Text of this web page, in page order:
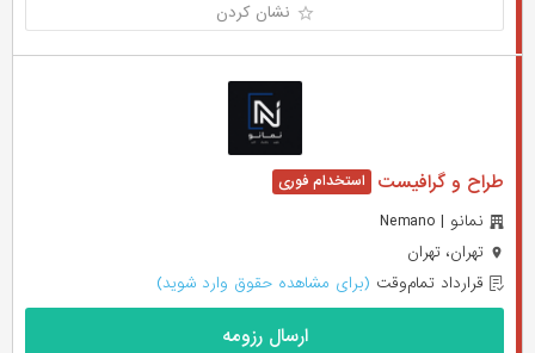
نشان کردن
طراح و گرافیست
نمانو | Nemano
تهران، تهران
قرارداد تمام‌وقت (برای مشاهده حقوق وارد شوید)
ارسال رزومه